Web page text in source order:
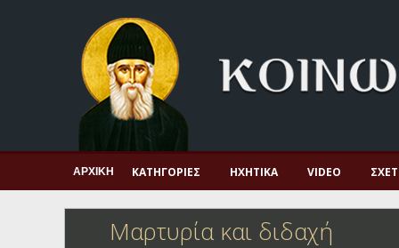
Πνευματική ζωή
Μαρτυρία και διδαχή
Λατρεία και προσευχή
Αγιολόγιο – Εορτολόγιο
ΑΡΧΙΚΉ ΚΑΤΗΓΟΡΊΕΣ ΗΧΗΤΙΚΆ VIDEO
Μαρτυρία και διδαχή